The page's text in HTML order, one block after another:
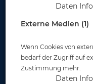
Scubapro Go
Artikelnr.: scu-
Daten
Externe Medien (1)
Wenn Cookies von
bedarf der Zugriff auf
Zustimmung mehr.
Daten